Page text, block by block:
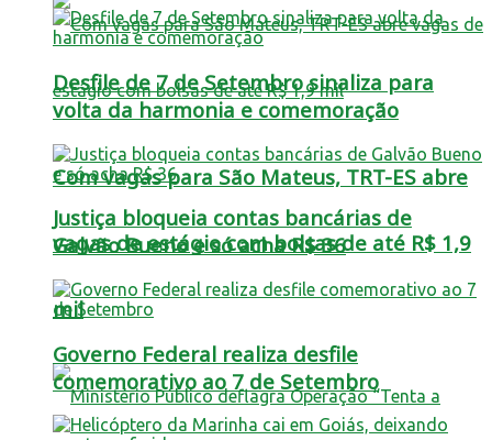
Com vagas para São Mateus, TRT-ES abre
vagas de estágio com bolsas de até R$ 1,9
mil
Desfile de 7 de Setembro sinaliza para
volta da harmonia e comemoração
Justiça bloqueia contas bancárias de
Galvão Bueno e só acha R$ 36
Governo Federal realiza desfile
comemorativo ao 7 de Setembro